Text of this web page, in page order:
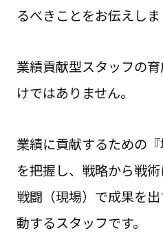
るべきことをお伝えしま
業績貢献型スタッフの
けではありません。
業績に貢献するための
を把握し、戦略から戦
戦闘（現場）で成果を
動するスタッフです。